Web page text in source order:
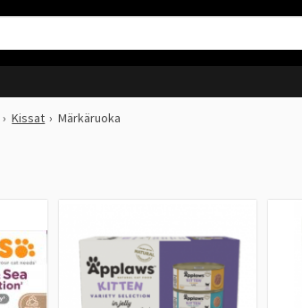
Kissat Märkäruoka